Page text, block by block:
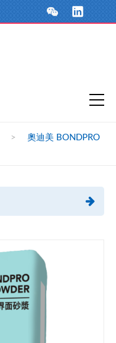
>
奧迪美 BONDPRO